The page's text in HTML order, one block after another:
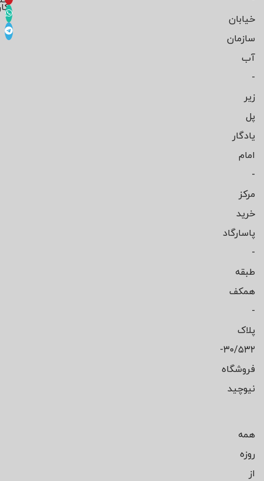
خیابان
سازمان
آب
-
زیر
پل
یادگار
امام
-
مرکز
خرید
پاسارگاد
-
طبقه
همکف
-
پلاک
۳۰/۵۳۲-
فروشگاه
نیوچید
همه
روزه
از